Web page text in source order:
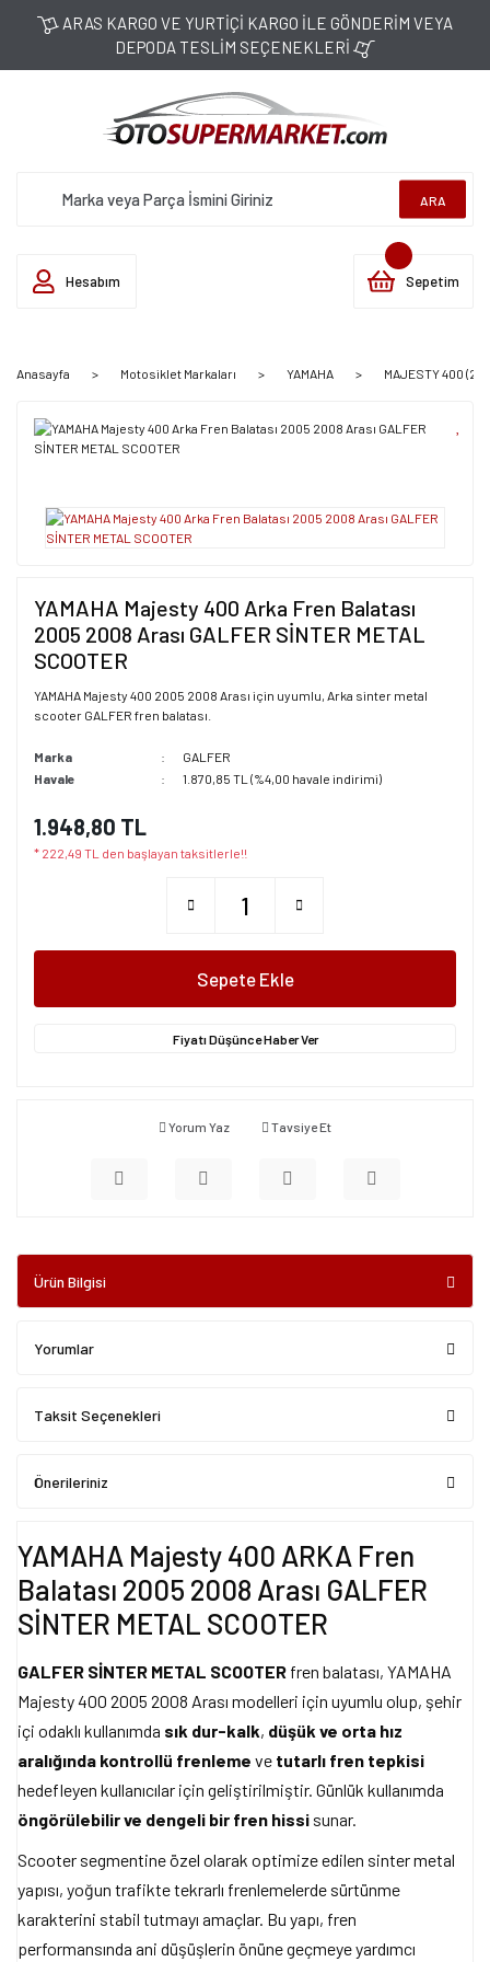
ARAS KARGO VE YURTİÇİ KARGO İLE GÖNDERİM VEYA
DEPODA TESLİM SEÇENEKLERİ
ARA
Hesabım Sepetim
Anasayfa Motosiklet Markaları YAMAHA MAJESTY 400
YAMAHA Majesty 400 Arka Fren Balatası
2005 2008 Arası GALFER SİNTER METAL
SCOOTER
YAMAHA Majesty 400 2005 2008 Arası için uyumlu, Arka sinter metal
scooter GALFER fren balatası.
Marka
GALFER
Havale
1.870,85 TL (%4,00 havale indirimi)
1.948,80 TL
* 222,49 TL den başlayan taksitlerle!!
Sepete Ekle
Fiyatı Düşünce Haber Ver
Yorum Yaz Tavsiye Et
Ürün Bilgisi
Yorumlar
Taksit Seçenekleri
Önerileriniz
YAMAHA Majesty 400 ARKA Fren
Balatası 2005 2008 Arası GALFER
SİNTER METAL SCOOTER
GALFER SİNTER METAL SCOOTER fren balatası, YAMAHA
Majesty 400 2005 2008 Arası modelleri için uyumlu olup, şehir
içi odaklı kullanımda sık dur-kalk, düşük ve orta hız
aralığında kontrollü frenleme ve tutarlı fren tepkisi
hedefleyen kullanıcılar için geliştirilmiştir. Günlük kullanımda
öngörülebilir ve dengeli bir fren hissi sunar.
Scooter segmentine özel olarak optimize edilen sinter metal
yapısı, yoğun trafikte tekrarlı frenlemelerde sürtünme
karakterini stabil tutmayı amaçlar. Bu yapı, fren
performansında ani düşüşlerin önüne geçmeye yardımcı